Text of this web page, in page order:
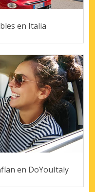
en Italia
en DoYouItaly